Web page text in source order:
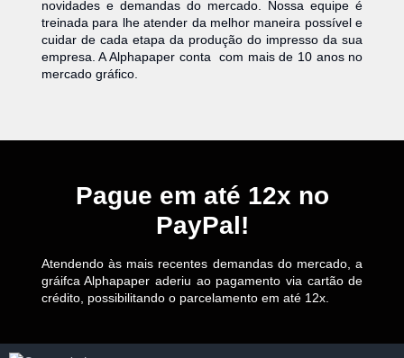
novidades e demandas do mercado. Nossa equipe é
treinada para lhe atender da melhor maneira possível e
cuidar de cada etapa da produção do impresso da sua
empresa. A Alphapaper conta com mais de 10 anos no
mercado gráfico.
Pague em até 12x no
PayPal!
Atendendo às mais recentes demandas do mercado, a
gráifca Alphapaper aderiu ao pagamento via cartão de
crédito, possibilitando o parcelamento em até 12x.